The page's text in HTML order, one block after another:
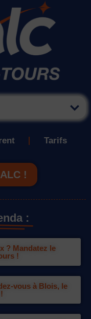
Tarifs
!
:
? Mandatez le
!
vous à Blois, le